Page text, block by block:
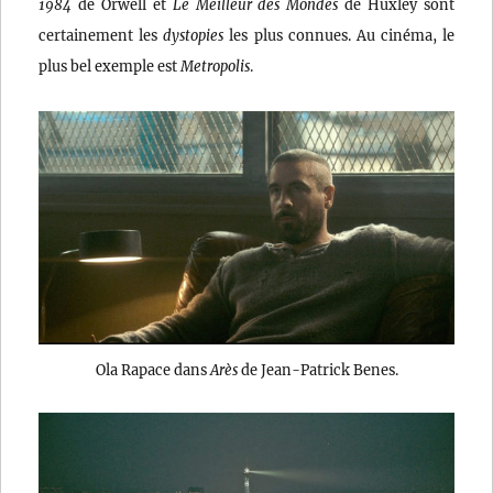
1984 de Orwell et Le Meilleur des Mondes de Huxley sont
certainement lesdystopies les plus connues. Au cinéma, le
plus bel exemple est Metropolis.
Ola Rapace dansArèsde Jean-Patrick Benes.